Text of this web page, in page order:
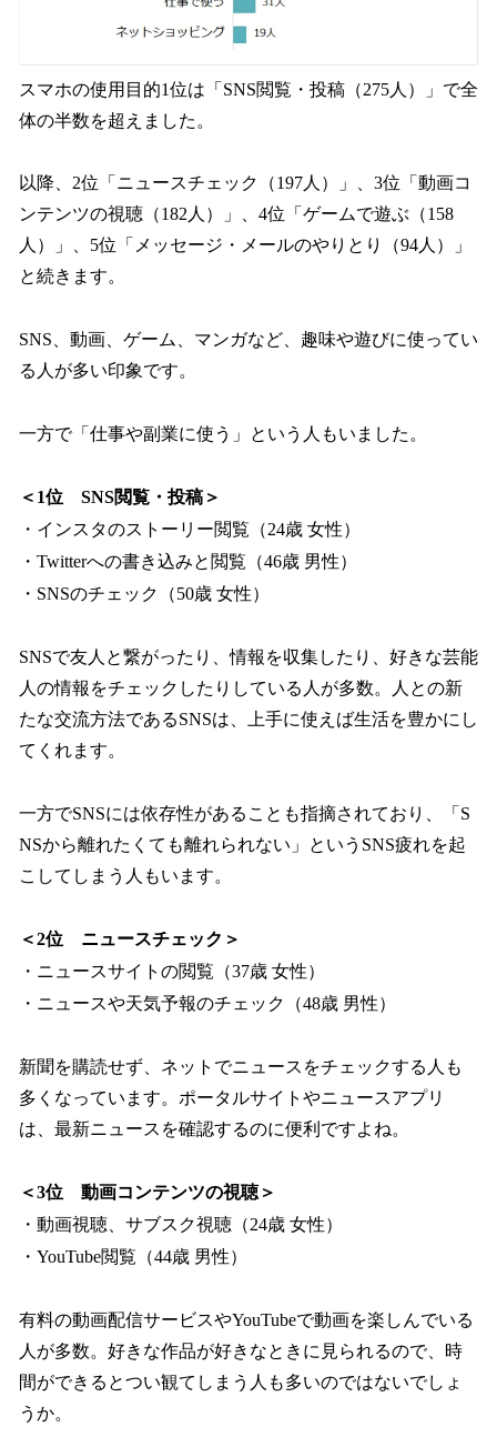
スマホの使用目的1位は「SNS閲覧・投稿（275人）」で全
体の半数を超えました。
以降、2位「ニュースチェック（197人）」、3位「動画コ
ンテンツの視聴（182人）」、4位「ゲームで遊ぶ（158
人）」、5位「メッセージ・メールのやりとり（94人）」
と続きます。
SNS、動画、ゲーム、マンガなど、趣味や遊びに使ってい
る人が多い印象です。
一方で「仕事や副業に使う」という人もいました。
＜1位 SNS閲覧・投稿＞
・インスタのストーリー閲覧（24歳 女性）
・Twitterへの書き込みと閲覧（46歳 男性）
・SNSのチェック（50歳 女性）
SNSで友人と繋がったり、情報を収集したり、好きな芸能
人の情報をチェックしたりしている人が多数。人との新
たな交流方法であるSNSは、上手に使えば生活を豊かにし
てくれます。
一方でSNSには依存性があることも指摘されており、「S
NSから離れたくても離れられない」というSNS疲れを起
こしてしまう人もいます。
＜2位 ニュースチェック＞
・ニュースサイトの閲覧（37歳 女性）
・ニュースや天気予報のチェック（48歳 男性）
新聞を購読せず、ネットでニュースをチェックする人も
多くなっています。ポータルサイトやニュースアプリ
は、最新ニュースを確認するのに便利ですよね。
＜3位 動画コンテンツの視聴＞
・動画視聴、サブスク視聴（24歳 女性）
・YouTube閲覧（44歳 男性）
有料の動画配信サービスやYouTubeで動画を楽しんでいる
人が多数。好きな作品が好きなときに見られるので、時
間ができるとつい観てしまう人も多いのではないでしょ
うか。